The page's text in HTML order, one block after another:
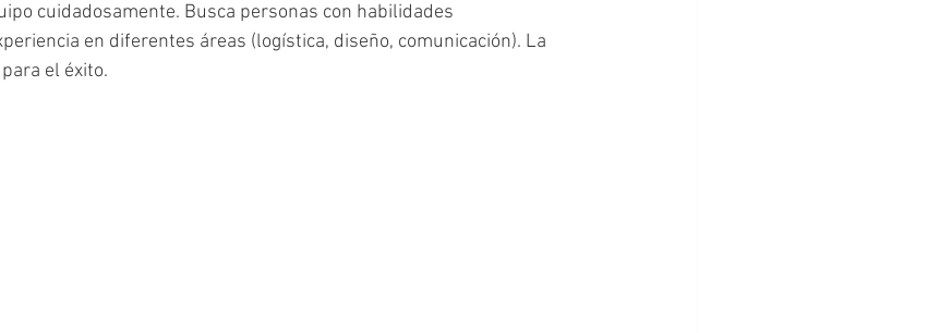
cuidadosamente. Busca personas con habilidades
en diferentes áreas (logística, diseño, comunicación). La
el éxito.